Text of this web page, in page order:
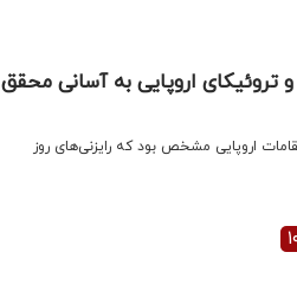
تروئیکای اروپایی به آسانی محقق
اروپایی مشخص بود که رایزنی‌های روز